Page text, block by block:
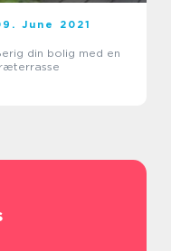
June 2021
din bolig med en